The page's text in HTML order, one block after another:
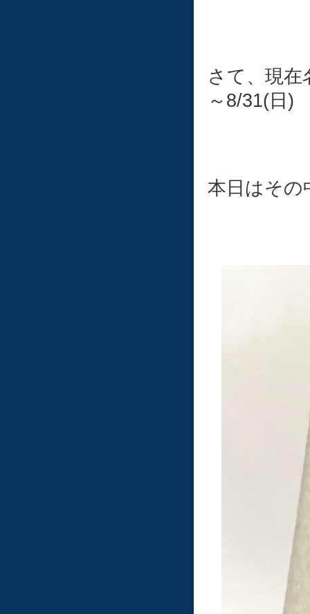
さて、現
～8/31(日)
本日はその